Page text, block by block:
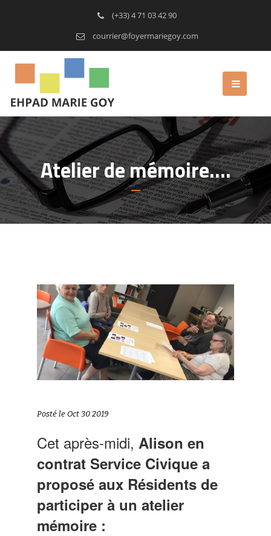
(+33) 4 71 03 42 90
courrier@foyermariegoy.com
Atelier de mémoire….
Posté le Oct 30 2019
Cet après-midi, Alison en
contrat Service Civique a
proposé aux Résidents de
participer à un atelier
mémoire :